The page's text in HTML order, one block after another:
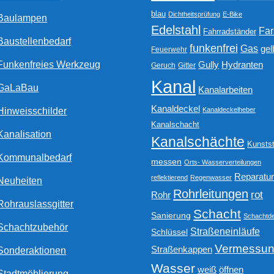
Werkzeug
blau Dichtheitsprüfung E-Bike
Edelstahl Fahrradständer
Feuerwehr funkenfrei Gas
Geruch Gitter Gully Hydranten
Kanal Kanalarbeiten
Kanaldeckel Kanaldeckelheber
Kanalschacht
Kanalschächte
messen Orts- Wasserverteilungen
reflektierend Regenwasser Reparatur
Rohr Rohrleitungen rot
Sanierung Schacht
Schlüssel Straßeneinläufe
Straßenkappen
Wasser weiß öffnen